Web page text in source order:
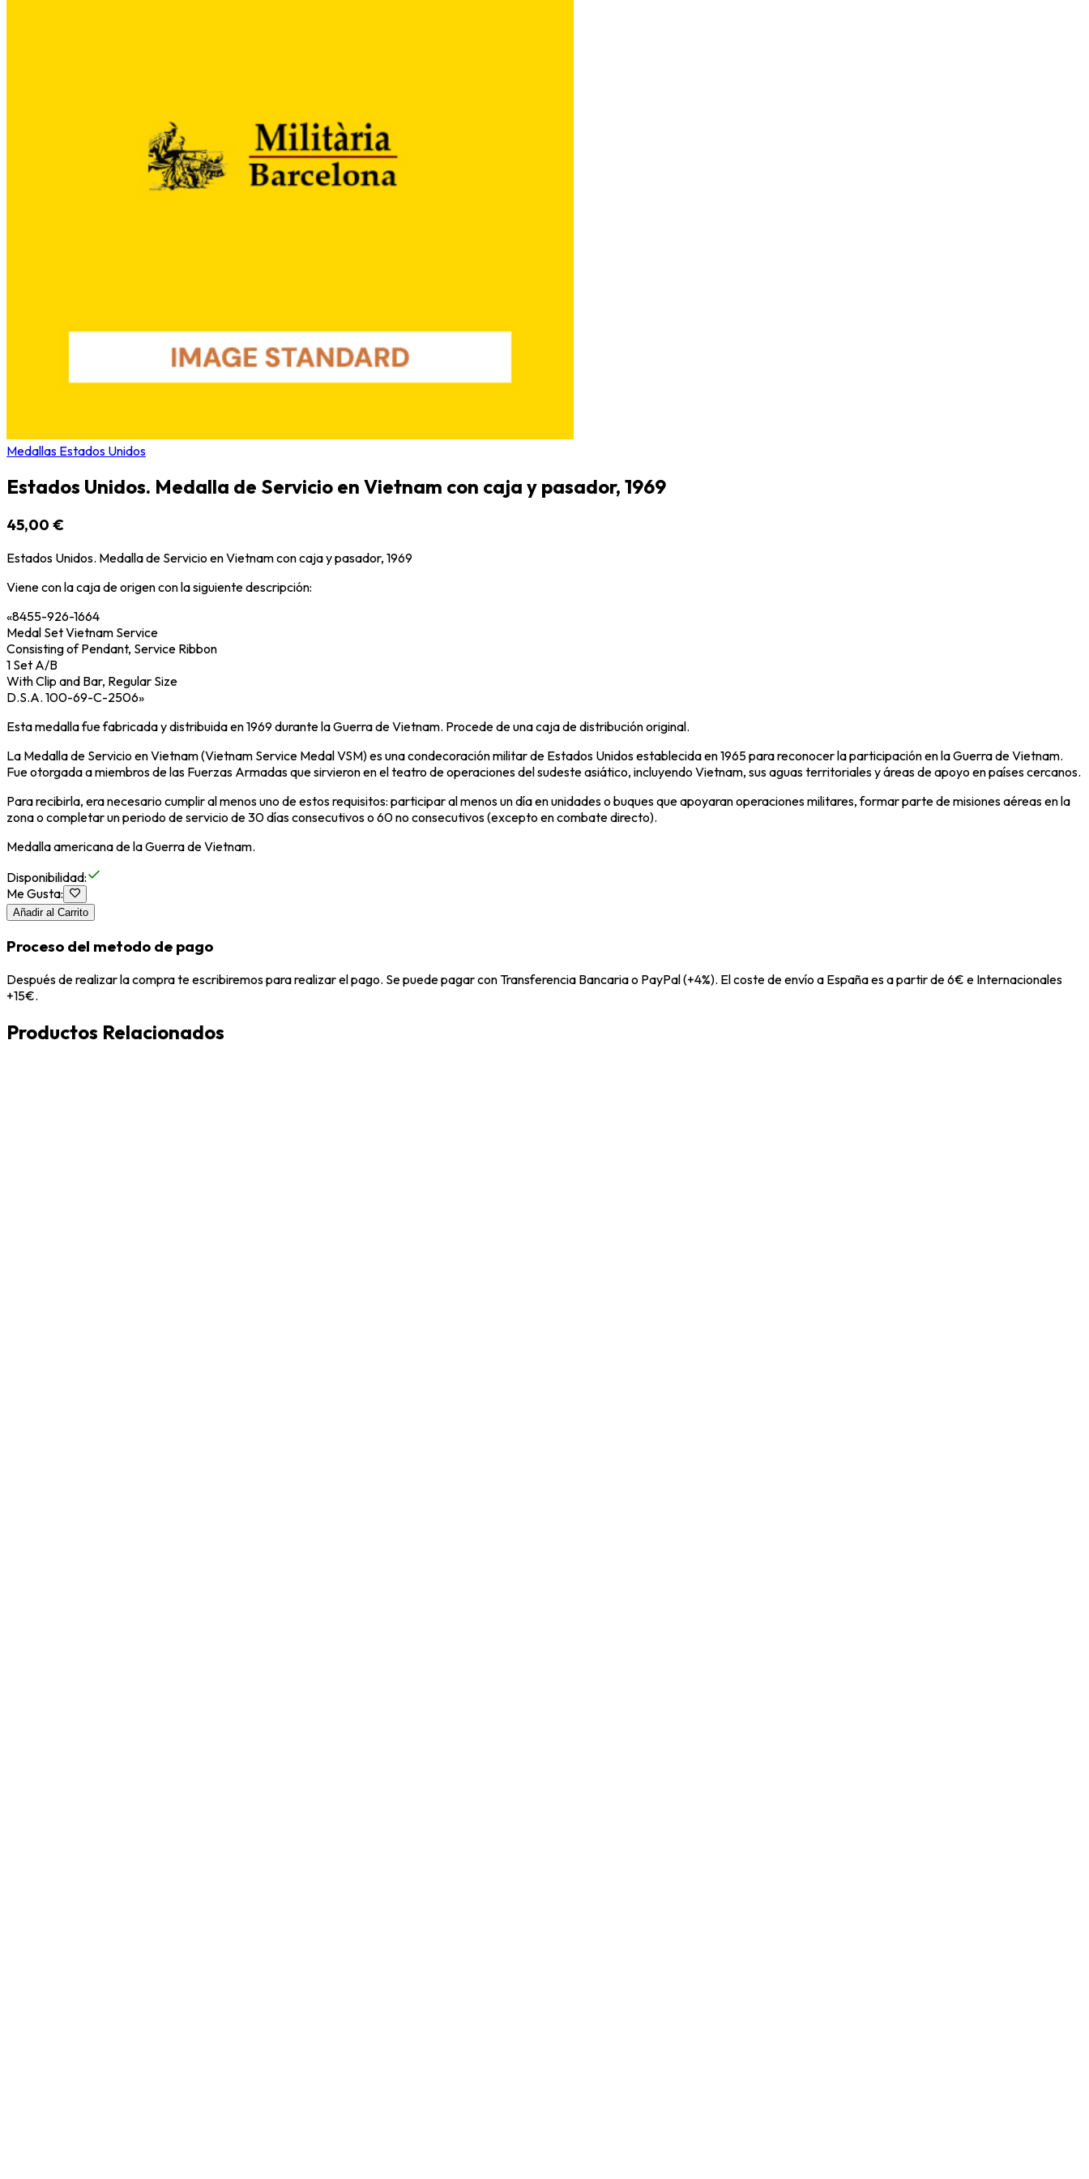
Medallas Estados Unidos
Estados Unidos. Medalla de Servicio en Vietnam con caja y pasador, 1969
45,00 €
Estados Unidos. Medalla de Servicio en Vietnam con caja y pasador, 1969
Viene con la caja de origen con la siguiente descripción:
«8455-926-1664
Medal Set Vietnam Service
Consisting of Pendant, Service Ribbon
1 Set A/B
With Clip and Bar, Regular Size
D.S.A. 100-69-C-2506»
Esta medalla fue fabricada y distribuida en 1969 durante la Guerra de Vietnam. Procede de una caja de distribución original.
La Medalla de Servicio en Vietnam (Vietnam Service Medal VSM) es una condecoración militar de Estados Unidos establecida en 1965 para reconocer la participación en la Guerra de Vietnam.
Fue otorgada a miembros de las Fuerzas Armadas que sirvieron en el teatro de operaciones del sudeste asiático, incluyendo Vietnam, sus aguas territoriales y áreas de apoyo en países cercanos.
Para recibirla, era necesario cumplir al menos uno de estos requisitos: participar al menos un día en unidades o buques que apoyaran operaciones militares, formar parte de misiones aéreas en la
zona o completar un periodo de servicio de 30 días consecutivos o 60 no consecutivos (excepto en combate directo).
Medalla americana de la Guerra de Vietnam.
Disponibilidad:
Me Gusta:
Añadir al Carrito
Proceso del metodo de pago
Después de realizar la compra te escribiremos para realizar el pago. Se puede pagar con Transferencia Bancaria o PayPal (+4%). El coste de envío a España es a partir de 6€ e Internacionales
+15€.
Productos Relacionados